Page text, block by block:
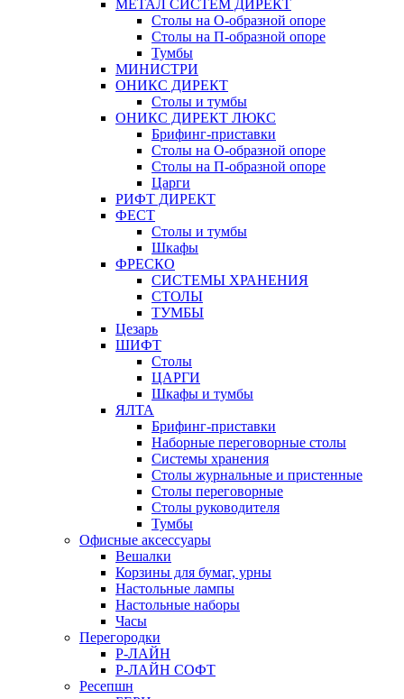
МЕТАЛ СИСТЕМ ДИРЕКТ
Столы на О-образной опоре
Столы на П-образной опоре
Тумбы
МИНИСТРИ
ОНИКС ДИРЕКТ
Столы и тумбы
ОНИКС ДИРЕКТ ЛЮКС
Брифинг-приставки
Столы на О-образной опоре
Столы на П-образной опоре
Царги
РИФТ ДИРЕКТ
ФЕСТ
Столы и тумбы
Шкафы
ФРЕСКО
СИСТЕМЫ ХРАНЕНИЯ
СТОЛЫ
ТУМБЫ
Цезарь
ШИФТ
Столы
ЦАРГИ
Шкафы и тумбы
ЯЛТА
Брифинг-приставки
Наборные переговорные столы
Системы хранения
Столы журнальные и пристенные
Столы переговорные
Столы руководителя
Тумбы
Офисные аксессуары
Вешалки
Корзины для бумаг, урны
Настольные лампы
Настольные наборы
Часы
Перегородки
Р-ЛАЙН
Р-ЛАЙН СОФТ
Ресепшн